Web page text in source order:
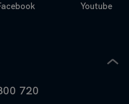
Youtube
720